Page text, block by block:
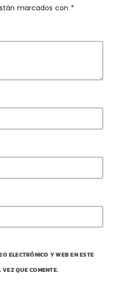
marcados con *
ELECTRÓNICO Y WEB EN ESTE
QUE COMENTE.